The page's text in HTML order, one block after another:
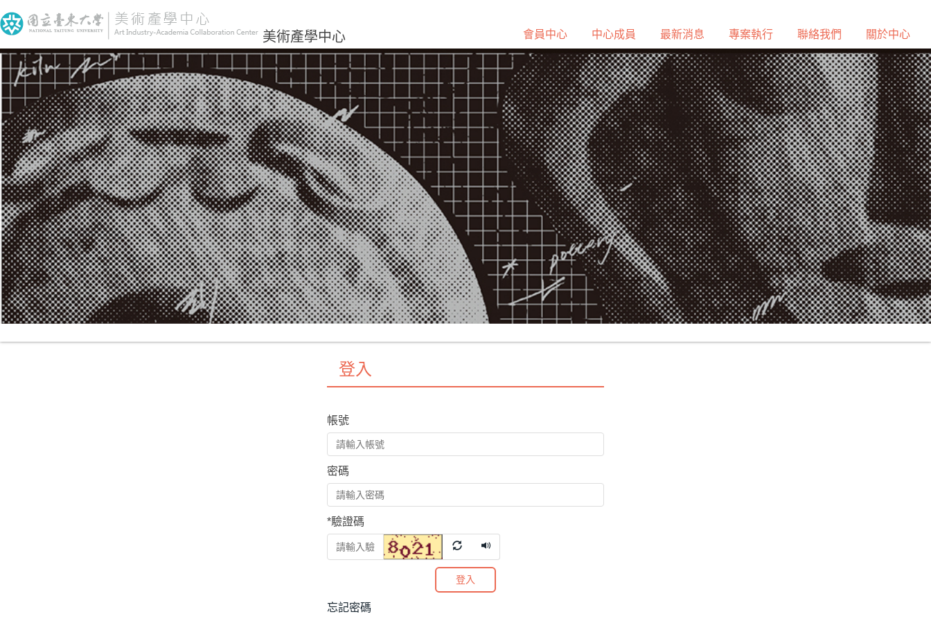
跳
到
內
區
美術產學中心 會員中心 中心成員 最新消息 專案執行 聯絡我們 關於中心
登入
帳號
密碼
*驗證碼
登入
忘記密碼